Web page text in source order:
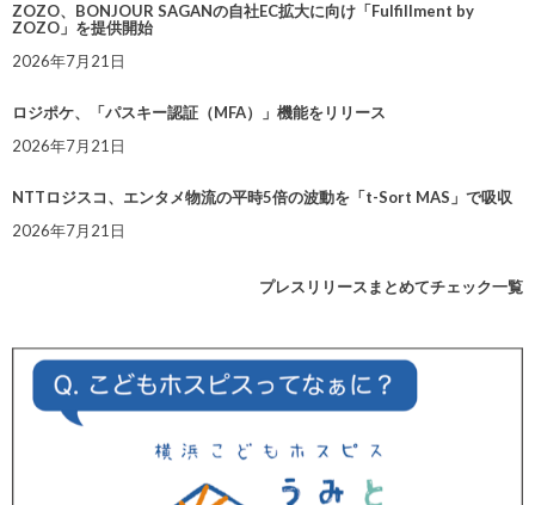
ZOZO、BONJOUR SAGANの自社EC拡大に向け「Fulfillment by
ZOZO」を提供開始
2026年7月21日
ロジポケ、「パスキー認証（MFA）」機能をリリース
2026年7月21日
NTTロジスコ、エンタメ物流の平時5倍の波動を「t-Sort MAS」で吸収
2026年7月21日
プレスリリースまとめてチェック一覧